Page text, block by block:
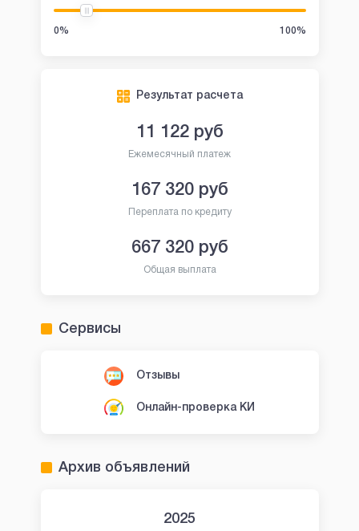
0% 100%
Результат расчета
11 122руб
Ежемесячный платеж
167 320руб
Переплата по кредиту
667 320руб
Общая выплата
Сервисы
Отзывы
Онлайн-проверка КИ
Архив объявлений
2025